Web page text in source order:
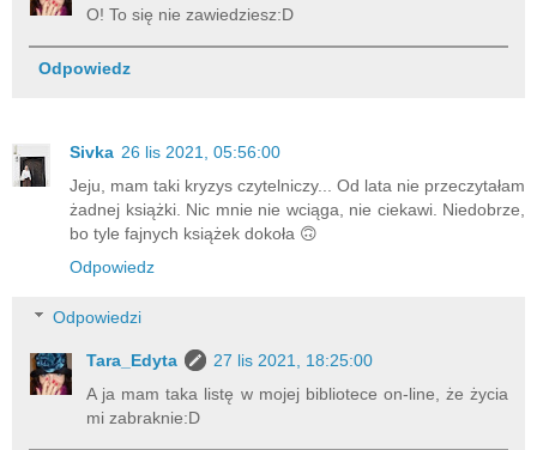
O! To się nie zawiedziesz:D
Odpowiedz
Sivka 26 lis 2021, 05:56:00
Jeju, mam taki kryzys czytelniczy... Od lata nie przeczytałam
żadnej książki. Nic mnie nie wciąga, nie ciekawi. Niedobrze,
bo tyle fajnych książek dokoła 🙃
Odpowiedz
Odpowiedzi
Tara_Edyta
27 lis 2021, 18:25:00
A ja mam taka listę w mojej bibliotece on-line, że życia
mi zabraknie:D